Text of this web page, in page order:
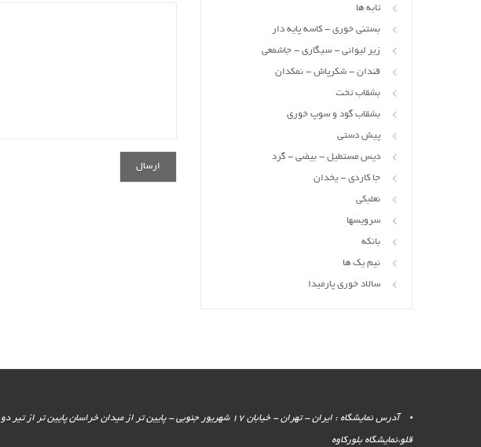
تابه ها
بستنی خوری - کاسه پایه دار
زیر لیوانی - سیگاری - جاشمعی
قندان - شکرپاش - نمکدان
بشقاب تخت
بشقاب گود و سوپ خوری
پیش دستی
دیس مستطیل - بیضی - گرد
جا کاردی - یخدان
نعلبکی
سرویسها
بانکه
نیم یک ها
سالاد خوری پارمیدا
آدرس نمایشگاه : ایران - تهران - خیابان 17 شهریور جنوبی - پایین تر از میدان خراسان پایین تر از تیر دو
قلو،نمایشگاه بلورکاوه